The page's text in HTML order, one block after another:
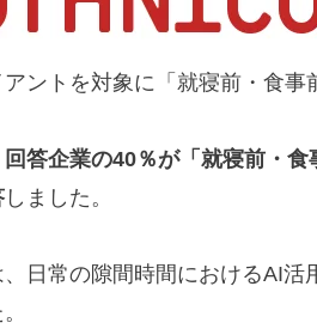
ントを対象に「就寝前・食事
回答企業の40％が「就寝前・
しました。
日常の隙間時間におけるAI